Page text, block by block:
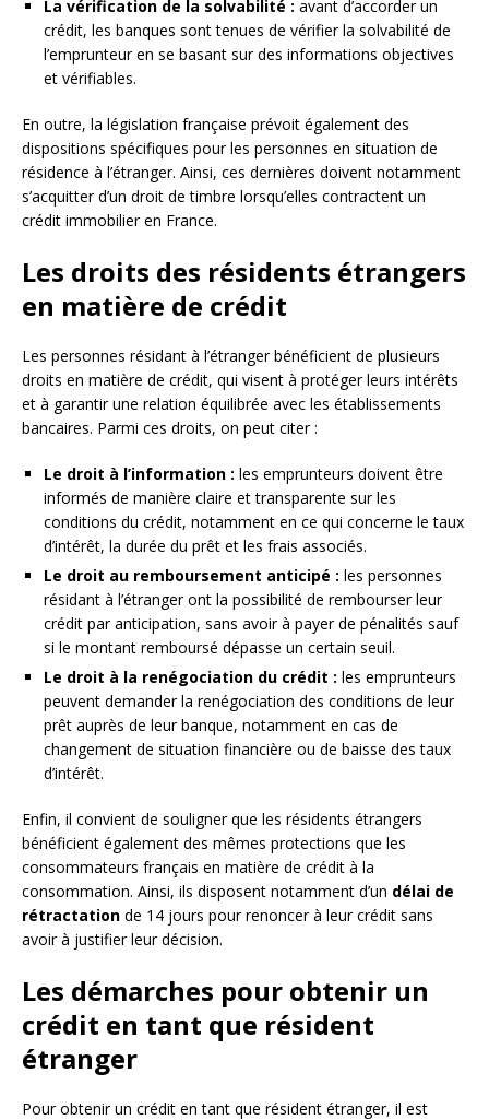
La vérification de la solvabilité : avant d’accorder un
crédit, les banques sont tenues de vérifier la solvabilité de
l’emprunteur en se basant sur des informations objectives
et vérifiables.
En outre, la législation française prévoit également des
dispositions spécifiques pour les personnes en situation de
résidence à l’étranger. Ainsi, ces dernières doivent notamment
s’acquitter d’un droit de timbre lorsqu’elles contractent un
crédit immobilier en France.
Les droits des résidents étrangers
en matière de crédit
Les personnes résidant à l’étranger bénéficient de plusieurs
droits en matière de crédit, qui visent à protéger leurs intérêts
et à garantir une relation équilibrée avec les établissements
bancaires. Parmi ces droits, on peut citer :
Le droit à l’information : les emprunteurs doivent être
informés de manière claire et transparente sur les
conditions du crédit, notamment en ce qui concerne le taux
d’intérêt, la durée du prêt et les frais associés.
Le droit au remboursement anticipé : les personnes
résidant à l’étranger ont la possibilité de rembourser leur
crédit par anticipation, sans avoir à payer de pénalités sauf
si le montant remboursé dépasse un certain seuil.
Le droit à la renégociation du crédit : les emprunteurs
peuvent demander la renégociation des conditions de leur
prêt auprès de leur banque, notamment en cas de
changement de situation financière ou de baisse des taux
d’intérêt.
Enfin, il convient de souligner que les résidents étrangers
bénéficient également des mêmes protections que les
consommateurs français en matière de crédit à la
consommation. Ainsi, ils disposent notamment d’un délai de
rétractation de 14 jours pour renoncer à leur crédit sans
avoir à justifier leur décision.
Les démarches pour obtenir un
crédit en tant que résident
étranger
Pour obtenir un crédit en tant que résident étranger, il est